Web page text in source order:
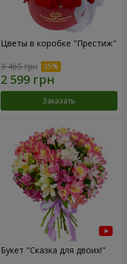
Цветы в коробке "Престиж"
3 465 грн
Заказать
Букет "Сказка для двоих!"